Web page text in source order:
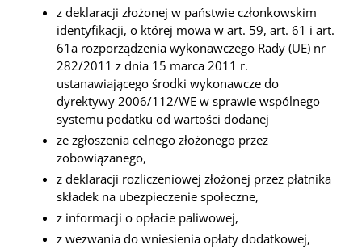
z deklaracji złożonej w państwie członkowskim
identyfikacji, o której mowa w art. 59, art. 61 i art.
61a rozporządzenia wykonawczego Rady (UE) nr
282/2011 z dnia 15 marca 2011 r.
ustanawiającego środki wykonawcze do
dyrektywy 2006/112/WE w sprawie wspólnego
systemu podatku od wartości dodanej
ze zgłoszenia celnego złożonego przez
zobowiązanego,
z deklaracji rozliczeniowej złożonej przez płatnika
składek na ubezpieczenie społeczne,
z informacji o opłacie paliwowej,
z wezwania do wniesienia opłaty dodatkowej,